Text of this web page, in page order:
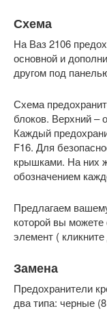
Схема
На Ваз 2106
основной и
другом под
Схема
блоков. Верхний –
Каждый
F16. Для
крышками. На них
обозначением
Предлагаем
которой вы
элемент (
Замена
Предохранители
два типа: черные